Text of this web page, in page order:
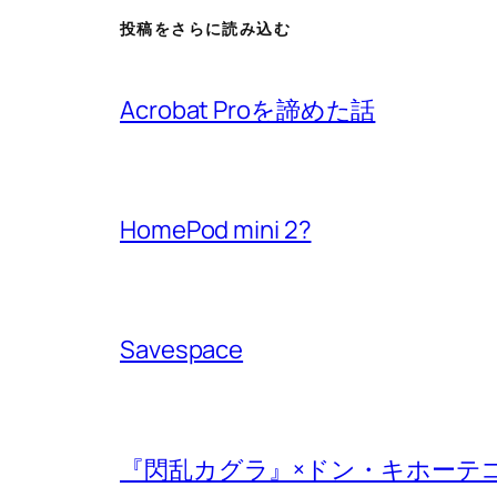
投稿をさらに読み込む
Acrobat Proを諦めた話
HomePod mini 2?
Savespace
『閃乱カグラ』×ドン・キホーテ